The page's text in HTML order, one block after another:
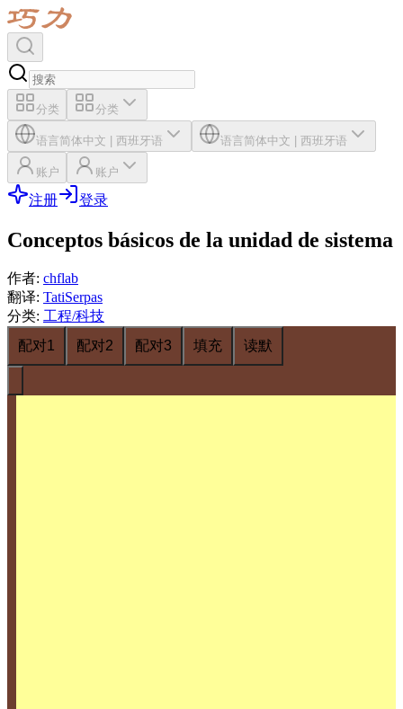
分类 分类
语言简体中文 | 西班牙语 语言简体中文 | 西班牙语
账户 账户
注册 登录
Conceptos básicos de la unidad de sistema
作者: chflab
翻译: TatiSerpas
分类: 工程/科技
配对1
配对2 配对3 填充 读默